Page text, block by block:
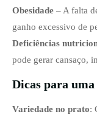
Obesidade – A falta
ganho excessivo de
Deficiências
pode gerar cansaço,
Dicas para
Variedade no prato: